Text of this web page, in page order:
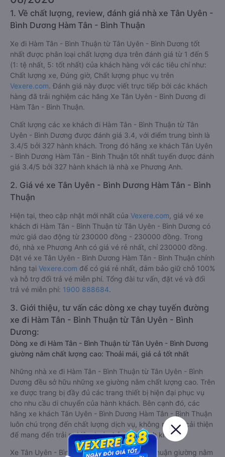
1. Về chất lượng, review, đánh giá nhà xe Tân Uyên -
Bình Dương Hàm Tân - Bình Thuận
Xe đi Hàm Tân - Bình Thuận từ Tân Uyên - Bình Dương tốt
nhất được phân loại chất lượng dựa trên đánh giá từ 1 đến 5
(1: tệ nhất, 5: tốt nhất) của khách hàng với các tiêu chí như:
Chất lượng xe, Đúng giờ, Chất lượng phục vụ trên
Vexere.com. Đánh giá này được viết trực tiếp bởi các khách
hàng đã trải nghiệm các hãng Xe Tân Uyên - Bình Dương đi
Hàm Tân - Bình Thuận.
Chất lượng các xe khách đi Hàm Tân - Bình Thuận từ Tân
Uyên - Bình Dương được đánh giá 3.4, với điểm trung bình là
3.4/5 bởi 327 hành khách. Trong đó hãng xe khách Tân Uyên
- Bình Dương Hàm Tân - Bình Thuận tốt nhất tuyến được đánh
giá 3.4/5 bởi 327 hành khách là nhà xe Phương Anh.
2. Giá vé xe Tân Uyên - Bình Dương Hàm Tân - Bình
Thuận
Hiện tại, theo cập nhật mới nhất của Vexere.com , giá vé xe
khách đi Hàm Tân - Bình Thuận từ Tân Uyên - Bình Dương có
mức giá dao động từ 230000 đồng - 230000 đồng. Trong
đó, nhà xe Phương Anh có giá vé rẻ nhất, chỉ 230000 đồng.
Đặt vé xe Tân Uyên - Bình Dương Hàm Tân - Bình Thuận chính
hãng tại Vexere.com để có giá rẻ nhất, đảm bảo giữ chỗ 100%
và hỗ trợ đổi trả vé miễn phí. Tổng đài tư vấn, đặt vé và đổi
trả vé miễn phí: 1900 888684.
3. Giới thiệu, tư vấn các dòng xe chạy tuyến đường
xe đi Hàm Tân - Bình Thuận từ Tân Uyên - Bình
Dương:
Dòng xe đi Hàm Tân - Bình Thuận từ Tân Uyên - Bình Dương
giường nằm chất lượng cao: Thoải mái, giá cả tốt nhất
Những nhà xe đi Hàm Tân - Bình Thuận từ Tân Uyên - Bình
Dương đều sở hữu những xe giường nằm chất lượng cao. Trên
xe được trang bị đầy đủ các trang thiết bị hiện đại phục vụ
cho nhu cầu di chuyển của hành khách. Bên cạnh đó, các
hãng xe khách Tân Uyên - Bình Dương Hàm Tân - Bình Thuận
luôn chú trọng đến chất lượng dịch vụ, không ngừng cải thiện
để mang đến trải nghiệm hoàn hảo cho hành khách.
Xe Tân Uyên - Bình Dương Hàm Tân - Bình Thuận giường nằm